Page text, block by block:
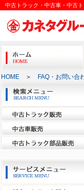
中古トラック・中古車・中古
HOME ＞ FAQ・お問い合